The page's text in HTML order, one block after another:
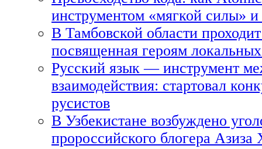
инструментом «мягкой силы» и
В Тамбовской области
посвященная героям
Русский язык — инструмент
взаимодействия: стартовал
русистов
В Узбекистане возбуждено
пророссийского блогера Азиза